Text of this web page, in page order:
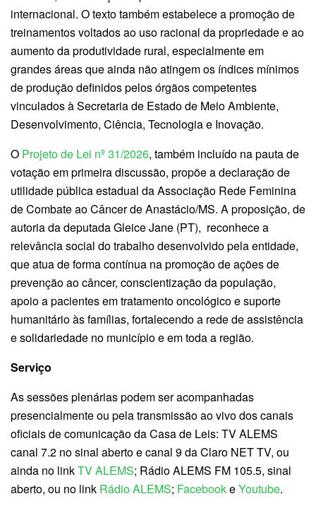
internacional. O texto também estabelece a promoção de
treinamentos voltados ao uso racional da propriedade e ao
aumento da produtividade rural, especialmente em
grandes áreas que ainda não atingem os índices mínimos
de produção definidos pelos órgãos competentes
vinculados à Secretaria de Estado de Meio Ambiente,
Desenvolvimento, Ciência, Tecnologia e Inovação.
O Projeto de Lei nº 31/2026, também incluído na pauta de
votação em primeira discussão, propõe a declaração de
utilidade pública estadual da Associação Rede Feminina
de Combate ao Câncer de Anastácio/MS. A proposição, de
autoria da deputada Gleice Jane (PT), reconhece a
relevância social do trabalho desenvolvido pela entidade,
que atua de forma contínua na promoção de ações de
prevenção ao câncer, conscientização da população,
apoio a pacientes em tratamento oncológico e suporte
humanitário às famílias, fortalecendo a rede de assistência
e solidariedade no município e em toda a região.
Serviço
As sessões plenárias podem ser acompanhadas
presencialmente ou pela transmissão ao vivo dos canais
oficiais de comunicação da Casa de Leis: TV ALEMS
canal 7.2 no sinal aberto e canal 9 da Claro NET TV, ou
ainda no linkTV ALEMS; Rádio ALEMS FM 105.5, sinal
aberto, ou no link Rádio ALEMS; FacebookeYoutube.